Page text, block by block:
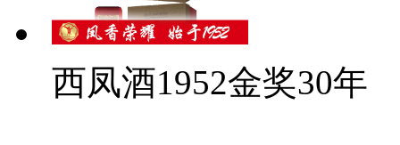
西凤酒1952金奖30年